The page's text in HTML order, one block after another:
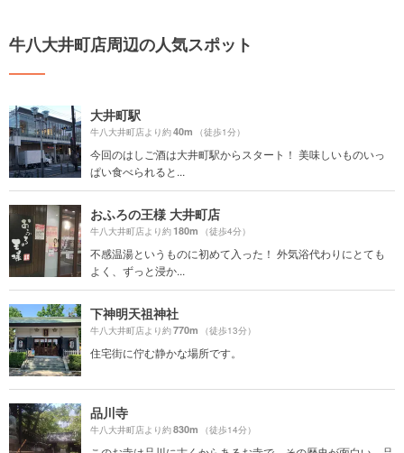
牛八大井町店周辺の人気スポット
大井町駅
牛八大井町店より約40m （徒歩1分）
今回のはしご酒は大井町駅からスタート！ 美味しいものいっ
ぱい食べられると...
おふろの王様 大井町店
牛八大井町店より約180m （徒歩4分）
不感温湯というものに初めて入った！ 外気浴代わりにとても
よく、ずっと浸か...
下神明天祖神社
牛八大井町店より約770m （徒歩13分）
住宅街に佇む静かな場所です。
品川寺
牛八大井町店より約830m （徒歩14分）